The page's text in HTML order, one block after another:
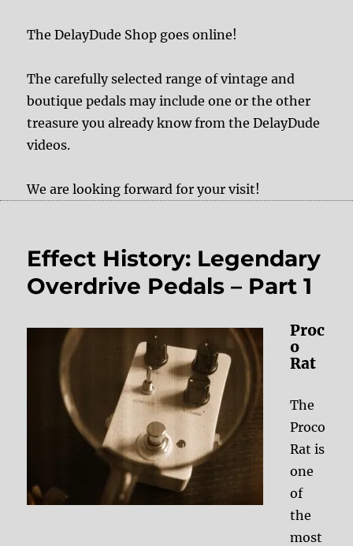
The DelayDude Shop goes online!
The carefully selected range of vintage and
boutique pedals may include one or the other
treasure you already know from the DelayDude
videos.
We are looking forward for your visit!
Effect History: Legendary
Overdrive Pedals – Part 1
Proc
o
Rat
The
Proco
Rat is
one
of
the
most